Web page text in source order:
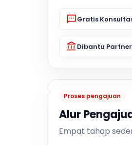
Gratis
Dibantu
Proses pengajuan
Alur
Empat tahap